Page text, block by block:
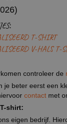
T-SHIRT
V-HALS T-
controleer de
je beter eerst een
contact met
shirt:
eigen bedrijf.